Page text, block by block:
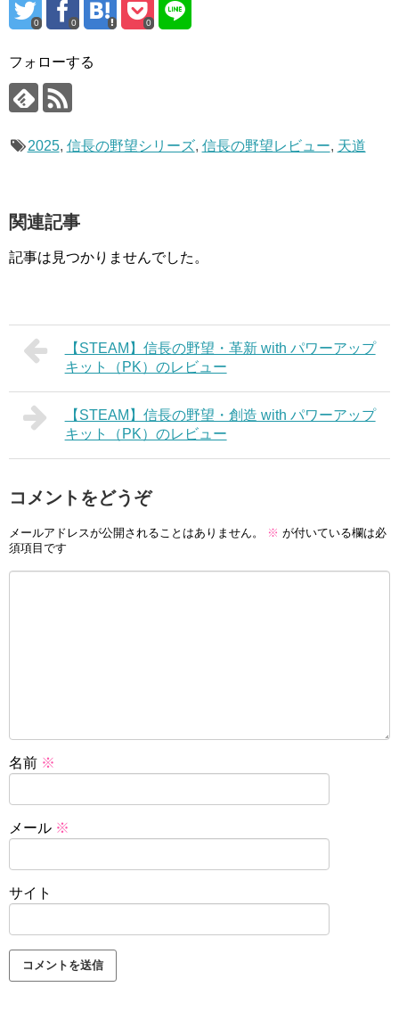
0 0 0
フォローする
2025, 信長の野望シリーズ, 信長の野望レビュー, 天道
関連記事
記事は見つかりませんでした。
【STEAM】信長の野望・革新 with パワーアップ
キット（PK）のレビュー
【STEAM】信長の野望・創造 with パワーアップ
キット（PK）のレビュー
コメントをどうぞ
メールアドレスが公開されることはありません。 ※ が付いている欄は必
須項目です
名前 ※
メール ※
サイト